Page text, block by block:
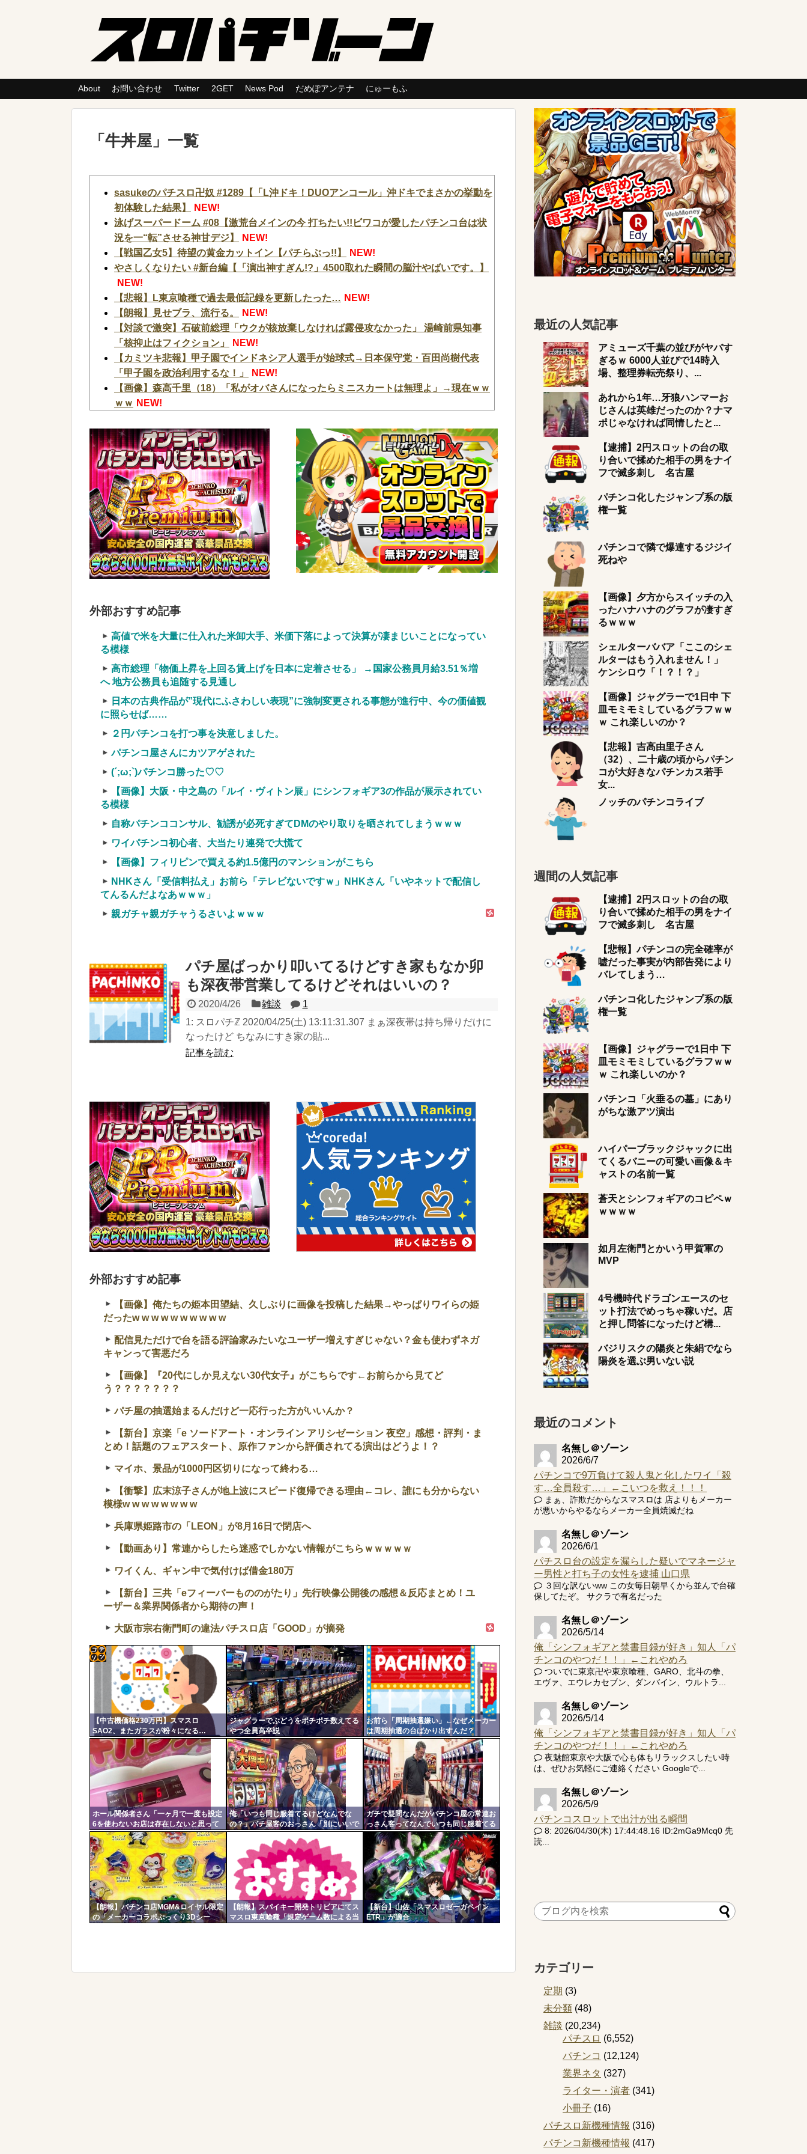
About お問い合わせ Twitter 2GET News Pod だめぽアンテナ にゅーもふ
「 牛丼屋 」 一覧
sasukeのパチスロ卍奴 #1289【「L沖ドキ！DUOアンコール」沖ドキでまさかの挙動を
初体験した結果】
NEW!
泳げスーパードーム #08【激荒台メインの今 打ちたい!!ビワコが愛したパチンコ台は状
況を一“転”させる神甘デジ】
NEW!
【戦国乙女5】待望の黄金カットイン【パチらぶっ!!】
NEW!
やさしくなりたい #新台編【「演出神すぎん!?」4500取れた瞬間の脳汁やばいです。】
NEW!
【悲報】L東京喰種で過去最低記録を更新したった… NEW!
【朗報】見せブラ、流行る。
NEW!
【対談で激突】石破前総理「ウクが核放棄しなければ露侵攻なかった」 湯崎前県知事
「核抑止はフィクション」
NEW!
【カミツキ悲報】甲子園でインドネシア人選手が始球式→日本保守党・百田尚樹代表
「甲子園を政治利用するな！」
NEW!
【画像】森高千里（18）「私がオバさんになったらミニスカートは無理よ」→現在ｗｗ
ｗｗ NEW!
おうｗｗｗ NEW!
配信見ただけで台を語る評論家みたいなユーザー増えすぎじゃない？金も使わずネガキ
ャンって害悪だろ NEW!
【新台】京楽「e ソードアート・オンライン アリシゼーション 夜空」感想・評判・まと
め！話題のフェアスタート、原作ファンから評価されてる演出はどうよ！？ NEW!
【悲報】L東京喰種で過去最低記録を更新したった… NEW!
【画像】俺たちの姫本田望結、久しぶりに画像を投稿した結果→やっぱりワイらの姫だ
ったw w w w w w w w w w NEW!
【画像】『20代にしか見えない30代女子』がこちらです←お前らから見てど
う？？？？？？？ NEW!
【画像】日本のセクシー過ぎる女性犯罪者一覧が冗談抜きにレベル高過ぎる件w w w w
w w w w w
NEW!
実質確率という罠
【競馬・難解】6/30(水)第44回帝王賞(JpnI) Part6 みんなの予想
名機が生まれなかった悲しい枠
外部おすすめ記事
高値で米を大量に仕入れた米卸大手、米価下落によって決算が凄まじいことになってい
る模様
高市総理「物価上昇を上回る賃上げを日本に定着させる」 →国家公務員月給3.51％増
へ 地方公務員も追随する見通し
日本の古典作品が”現代にふさわしい表現”に強制変更される事態が進行中、今の価値観
に照らせば……
２円パチンコを打つ事を決意しました。
パチンコ屋さんにカツアゲされた
(´;ω;`)パチンコ勝った♡♡
【画像】大阪・中之島の「ルイ・ヴィトン展」にシンフォギア3の作品が展示されてい
る模様
自称パチンココンサル、勧誘が必死すぎてDMのやり取りを晒されてしまうｗｗｗ
ワイパチンコ初心者、大当たり連発で大慌て
【画像】フィリピンで買える約1.5億円のマンションがこちら
NHKさん「受信料払え」お前ら「テレビないですｗ」NHKさん「いやネットで配信し
てんるんだよなあｗｗｗ」
親ガチャ親ガチャうるさいよｗｗｗ
パチ屋ばっかり叩いてるけどすき家もなか卯
も深夜帯営業してるけどそれはいいの？
2020/4/26 雑談
1
1: スロパチℤ 2020/04/25(土) 13:11:31.307 まぁ深夜帯は持ち帰りだけに
なったけど ちなみにすき家の貼...
記事を読む
外部おすすめ記事
【画像】俺たちの姫本田望結、久しぶりに画像を投稿した結果→やっぱりワイらの姫
だったw w w w w w w w w w
配信見ただけで台を語る評論家みたいなユーザー増えすぎじゃない？金も使わずネガ
キャンって害悪だろ
【画像】『20代にしか見えない30代女子』がこちらです←お前らから見てど
う？？？？？？？
パチ屋の抽選始まるんだけど一応行った方がいいんか？
【新台】京楽「e ソードアート・オンライン アリシゼーション 夜空」感想・評判・ま
とめ！話題のフェアスタート、原作ファンから評価されてる演出はどうよ！？
マイホ、景品が1000円区切りになって終わる…
【衝撃】広末涼子さんが地上波にスピード復帰できる理由←コレ、誰にも分からない
模様w w w w w w w w
兵庫県姫路市の「LEON」が8月16日で閉店へ
【動画あり】常連からしたら迷惑でしかない情報がこちらｗｗｗｗｗ
ワイくん、ギャン中で気付けば借金180万
【新台】三共「eフィーバーもののがたり」先行映像公開後の感想＆反応まとめ！ユ
ーザー＆業界関係者から期待の声！
大阪市宗右衛門町の違法パチスロ店「GOOD」が摘発
【中古機価格230万円】スマスロ
SAO2、またガラスが粉々になる…
ジャグラーでぶどうをポチポチ数えてる
やつ全員高卒説
お前ら「周期抽選嫌い」←なぜメーカー
は周期抽選の台ばかり出すんだ？
ホール関係者さん「一ヶ月で一度も設定
6を使わないお店は存在しないと思って
います。6使った事がない店長も存在し
ないと思う」←これガチ?！
俺「いつも同じ服着てるけどなんでな
の？」パチ屋客のおっさん「別にいいで
しょ！！！」←コイツｗｗ
ガチで疑問なんだがパチンコ屋の常連お
っさん客ってなんでいつも同じ服着てる
の？
【朗報】パチンコ店MGM&ロイヤル限定
の「メーカーコラボぷっくり3Dシー
【朗報】スパイキー開発トリビアにてス
マスロ東京喰種「規定ゲーム数による当
【新台】山佐「スマスロゼーガペイン
ETR」が適合
定リ
ンク
自動
更新
ツー
最近の人気記事
アミューズ千葉の並びがヤバす
ぎるｗ 6000人並びで14時入
場、整理券転売祭り、...
あれから1年…牙狼ハンマーお
じさんは英雄だったのか？ナマ
ポじゃなければ同情したと...
【逮捕】2円スロットの台の取
り合いで揉めた相手の男をナイ
フで滅多刺し 名古屋
パチンコ化したジャンプ系の版
権一覧
パチンコで隣で爆連するジジイ
死ねや
【画像】夕方からスイッチの入
ったハナハナのグラフが凄すぎ
るｗｗｗ
シェルターババア「ここのシェ
ルターはもう入れません！」
ケンシロウ「！？！？」
【画像】ジャグラーで1日中 下
皿モミモミしているグラフｗｗ
ｗ これ楽しいのか？
【悲報】吉高由里子さん
（32）、二十歳の頃からパチン
コが大好きなパチンカス若手
女...
ノッチのパチンコライブ
週間の人気記事
【逮捕】2円スロットの台の取
り合いで揉めた相手の男をナイ
フで滅多刺し 名古屋
【悲報】パチンコの完全確率が
嘘だった事実が内部告発により
バレてしまう…
パチンコ化したジャンプ系の版
権一覧
【画像】ジャグラーで1日中 下
皿モミモミしているグラフｗｗ
ｗ これ楽しいのか？
パチンコ「火垂るの墓」にあり
がちな激アツ演出
ハイパーブラックジャックに出
てくるバニーの可愛い画像＆キ
ャストの名前一覧
蒼天とシンフォギアのコピペｗ
ｗｗｗｗ
如月左衛門とかいう甲賀軍の
MVP
4号機時代ドラゴンエースのセ
ット打法でめっちゃ稼いだ。店
と押し問答になったけど構...
バジリスクの陽炎と朱絹でなら
陽炎を選ぶ男いない説
最近のコメント
名無し＠ゾーン
2026/6/7
パチンコで9万負けて殺人鬼と化したワイ「殺
す…全員殺す…」←こいつを救え！！！
まぁ、詐欺だからなスマスロは 店よりもメーカー
が悪いからやるならメーカー全員焼滅だね
名無し＠ゾーン
2026/6/1
パチスロ台の設定を漏らした疑いでマネージャ
ー男性と打ち子の女性を逮捕 山口県
３回な訳ないww この女毎日朝早くから並んで台確
保してたぞ。 サクラで有名だった
名無し＠ゾーン
2026/5/14
俺「シンフォギアと禁書目録が好き」知人「パ
チンコのやつだ！！」←これやめろ
ついでに東京卍や東京喰種、GARO、北斗の拳、
エヴァ、エウレカセブン、ダンバイン、ウルトラ...
名無し＠ゾーン
2026/5/14
俺「シンフォギアと禁書目録が好き」知人「パ
チンコのやつだ！！」←これやめろ
夜魅館東京や大阪で心も体もリラックスしたい時
は、ぜひお気軽にご連絡ください Googleで...
名無し＠ゾーン
2026/5/9
パチンコスロットで出汁が出る瞬間
8: 2026/04/30(木) 17:44:48.16 ID:2mGa9Mcq0 先
読...
カテゴリー
定期 (3)
未分類 (48)
雑談 (20,234)
パチスロ (6,552)
パチンコ (12,124)
業界ネタ (327)
ライター・演者 (341)
小冊子 (16)
パチスロ新機種情報 (316)
パチンコ新機種情報 (417)